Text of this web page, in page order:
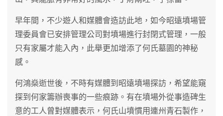
早年間，不少遊人和媒體會造訪此地，如今昭遠墳場管
理委員會已安排管理公司對墳場進行封閉式管理，一般
只有家屬才能入內，此舉更加增添了何氏墓園的神秘
感。
何鴻燊逝世後，不時有媒體到昭遠墳場探訪，希望能窺
探到何家籌辦喪事的一些痕跡。有在墳場外從事造碑生
意的工人曾對媒體表示，何氏山墳慣用連州青石製作，